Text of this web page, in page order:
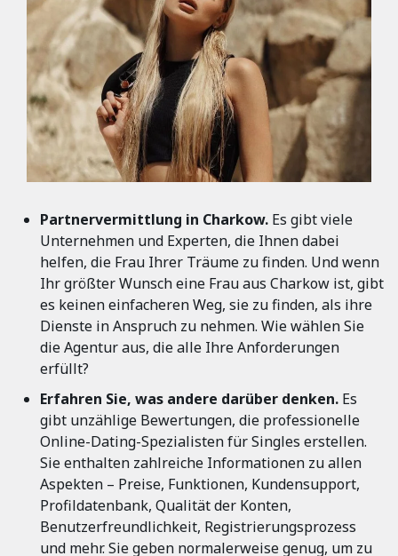
Partnervermittlung in Charkow. Es gibt viele
Unternehmen und Experten, die Ihnen dabei
helfen, die Frau Ihrer Träume zu finden. Und wenn
Ihr größter Wunsch eine Frau aus Charkow ist, gibt
es keinen einfacheren Weg, sie zu finden, als ihre
Dienste in Anspruch zu nehmen. Wie wählen Sie
die Agentur aus, die alle Ihre Anforderungen
erfüllt?
Erfahren Sie, was andere darüber denken. Es
gibt unzählige Bewertungen, die professionelle
Online-Dating-Spezialisten für Singles erstellen.
Sie enthalten zahlreiche Informationen zu allen
Aspekten – Preise, Funktionen, Kundensupport,
Profildatenbank, Qualität der Konten,
Benutzerfreundlichkeit, Registrierungsprozess
und mehr. Sie geben normalerweise genug, um zu